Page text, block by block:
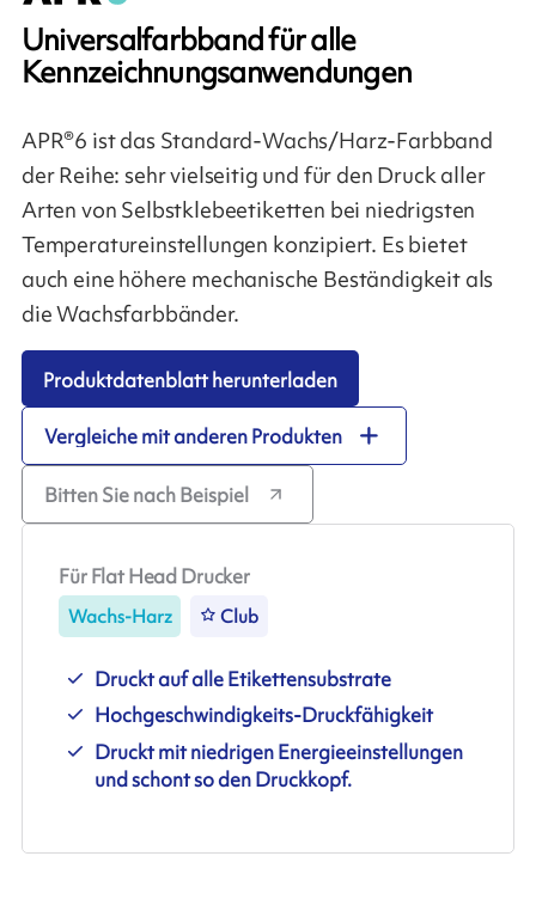
Universalfarbband für alle
Kennzeichnungsanwendungen
APR®6 ist das Standard-Wachs/Harz-Farbband
der Reihe: sehr vielseitig und für den Druck aller
Arten von Selbstklebeetiketten bei niedrigsten
Temperatureinstellungen konzipiert. Es bietet
auch eine höhere mechanische Beständigkeit als
die Wachsfarbbänder.
Produktdatenblatt herunterladen
Vergleiche mit anderen Produkten
Bitten Sie nach Beispiel
Für Flat Head Drucker
Wachs-Harz Club
Druckt auf alle Etikettensubstrate
Hochgeschwindigkeits-Druckfähigkeit
Druckt mit niedrigen Energieeinstellungen
und schont so den Druckkopf.